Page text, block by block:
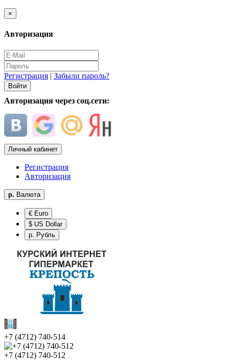
×
Авторизация
Регистрация | Забыли пароль?
Авторизация через соц.сети:
Личный кабинет
Регистрация
Авторизация
р. Валюта
€ Euro
$ US Dollar
р. Рубль
+7 (4712) 740-514
+7 (4712) 740-512